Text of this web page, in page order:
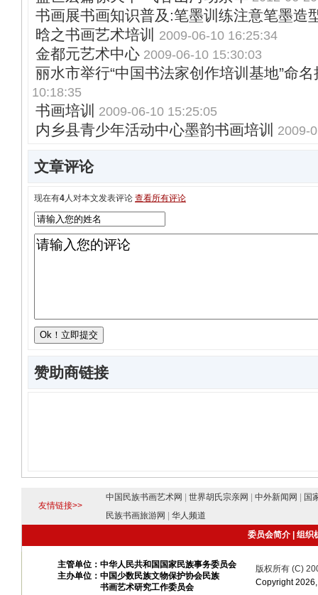
书画展书画知识普及:笔墨训练注意笔墨造
晗之书画艺术培训
2009-06-10 16:25:34
金都元艺术中心 2009-06-10 15:30:03
丽水市举行“中国书法家创作培训基地”命
10:18:35
书画培训 2009-06-10 15:25:05
内乡县青少年活动中心墨韵书画培训 2009-
文章评论
现在有4人对本文发表评论 查看所有评论
赞助商链接
友情链接>>
中国民族书画艺术网 世界胡氏宗亲网 中外新闻网
国
民族书画旅游网
华人频道
委员会简介
组织
主管单位：中华人民共和国国家民族事务委员会
主办单位：中国少数民族文物保护协会民族
书画艺术研究工作委员会
版权所有 (C)
Copyright